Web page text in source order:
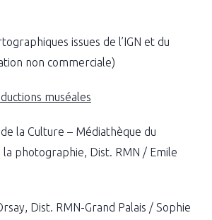
issues de l’IGN et du
non commerciale)
muséales
la Culture – Médiathèque du
photographie, Dist. RMN / Emile
Dist. RMN-Grand Palais / Sophie